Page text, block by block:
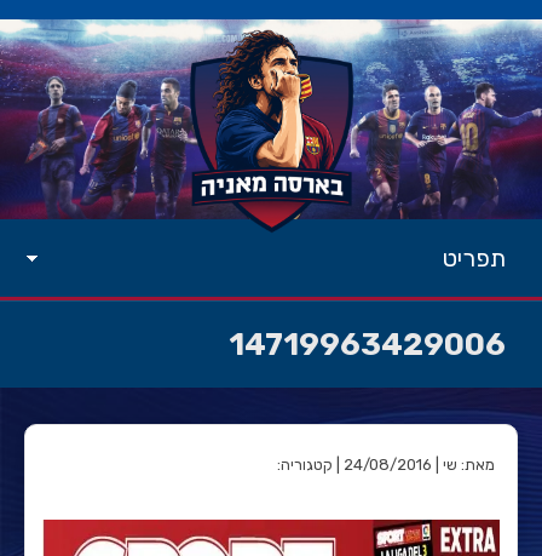
תפריט
14719963429006
מאת: שי | 24/08/2016 | קטגוריה: